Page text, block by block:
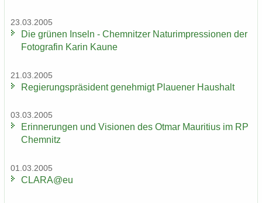
23.03.2005
Die grü­nen In­seln - Chem­nit­zer Na­turim­pres­sio­nen der
Fo­to­gra­fin Karin Kaune
21.03.2005
Re­gie­rungs­prä­si­dent ge­neh­migt Plaue­ner Haus­halt
03.03.2005
Er­in­ne­run­gen und Vi­sio­nen des Otmar Mau­ri­ti­us im RP
Chem­nitz
01.03.2005
CLARA@eu